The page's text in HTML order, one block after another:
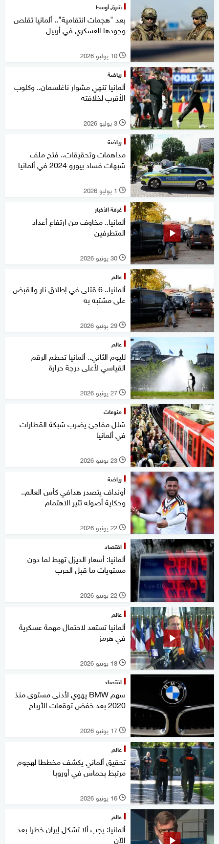
شرق أوسط
بعد "هجمات انتقامية".. ألمانيا تقلص
وجودها العسكري في أربيل
l 10 يوليو 2026
رياضة
ألمانيا تنهي مشوار ناغلسمان.. وكلوب
الأقرب لخلافته
l 3 يوليو 2026
رياضة
مداهمات وتحقيقات.. فتح ملف
شبهات فساد بيورو 2024 في ألمانيا
l 1 يوليو 2026
غرفة الأخبار
ألمانيا.. مخاوف من ارتفاع أعداد
المتطرفين
l 30 يونيو 2026
عالم
ألمانيا.. 6 قتلى في إطلاق نار والقبض
على مشتبه به
l 29 يونيو 2026
عالم
لليوم الثاني.. ألمانيا تحطم الرقم
القياسي لأعلى درجة حرارة
l 27 يونيو 2026
منوعات
شلل مفاجئ يضرب شبكة القطارات
في ألمانيا
l 23 يونيو 2026
رياضة
أونداف يتصدر هدافي كأس العالم..
وحكاية أصوله تثير الاهتمام
l 22 يونيو 2026
اقتصاد
ألمانيا: أسعار الديزل تهبط لما دون
مستويات ما قبل الحرب
l 22 يونيو 2026
عالم
ألمانيا تستعد لاحتمال مهمة عسكرية
في هرمز
l 18 يونيو 2026
اقتصاد
سهم BMW يهوي لأدنى مستوى منذ
2020 بعد خفض توقعات الأرباح
l 17 يونيو 2026
عالم
تحقيق ألماني يكشف مخططا لهجوم
مرتبط بحماس في أوروبا
l 16 يونيو 2026
عالم
ألمانيا: يجب ألا تشكل إيران خطرا بعد
الآن